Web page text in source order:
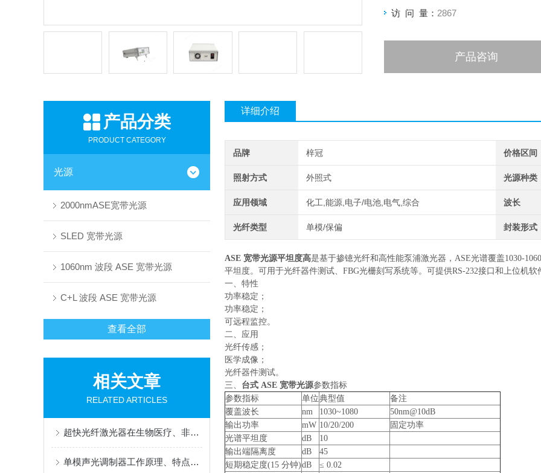
访 问 量： 2867
产品咨询
产品分类
PRODUCT CATEGORY
光源
2000nmASE宽带光源
SLED 宽带光源
1060nm 波段 ASE 宽带光源
C+L 波段 ASE 宽带光源
查看全部
相关文章
RELATED ARTICLES
超快光纤激光器在生物医疗、非线性光学研究、激光雷达与通信、等应用
单模声光调制器工作原理、特点及应用解析
详细介绍
品牌 梓冠 价格区间
照射方式 外照式 光源种类
应用领域 化工,能源,电子/电池,电气,综合 波长
光纤类型 单模/保偏 封装形式
ASE 宽带光源平坦度高是基于掺镱光纤和高性能泵浦激光器，ASE光谱覆盖1030-
平坦度。可用于光纤器件测试、FBG光栅刻写系统等。可提供RS-232接口和上位机
一、特性
功率稳定；
功率稳定；
可远程监控。
二、应用
光纤传感；
医学成像；
光纤器件测试。
三、 台式 ASE 宽带光源参数指标
参数指标
单位典型值
备注
覆盖波长
nm 1030~1080
50nm@10dB
输出功率
mW 10/20/200
固定功率
光谱平坦度
dB
10
输出端隔离度
dB
45
短期稳定度(15 分钟)dB
≤ 0.02